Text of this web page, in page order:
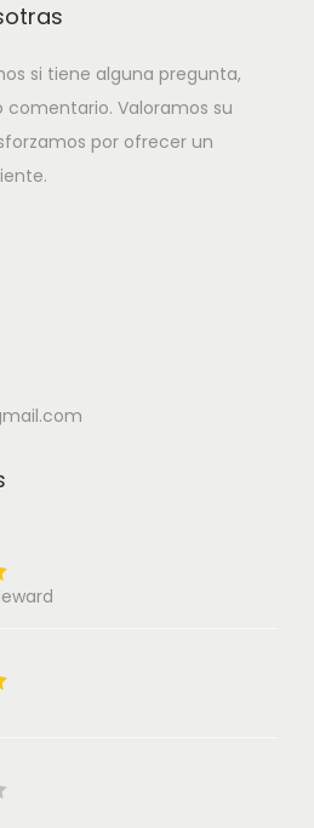
si tiene alguna pregunta,
Valoramos su
por ofrecer un